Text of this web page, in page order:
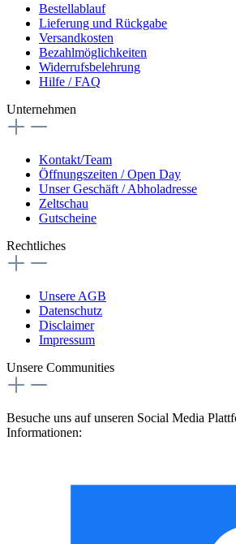
Bestellablauf
Lieferung und Rückgabe
Versandkosten
Bezahlmöglichkeiten
Widerrufsbelehrung
Hilfe / FAQ
Unternehmen
Kontakt/Team
Öffnungszeiten / Open Day
Unser Geschäft / Abholadresse
Zeltschau
Gutscheine
Rechtliches
Unsere AGB
Datenschutz
Disclaimer
Impressum
Unsere Communities
Besuche uns auf unseren Social Media
Informationen: